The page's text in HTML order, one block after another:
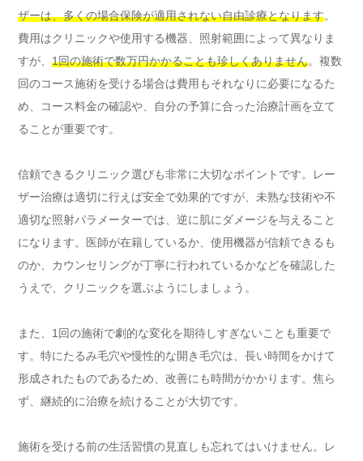
ザーは、多くの場合保険が適用されない自由診療となります。
費用はクリニックや使用する機器、照射範囲によって異なりま
すが、 1回の施術で数万円かかることも珍しくありません。複数
回のコース施術を受ける場合は費用もそれなりに必要になるた
め、コース料金の確認や、自分の予算に合った治療計画を立て
ることが重要です。
信頼できるクリニック選びも非常に大切なポイントです。レー
ザー治療は適切に行えば安全で効果的ですが、未熟な技術や不
適切な照射パラメーターでは、逆に肌にダメージを与えること
になります。医師が在籍しているか、使用機器が信頼できるも
のか、カウンセリングが丁寧に行われているかなどを確認した
うえで、クリニックを選ぶようにしましょう。
また、1回の施術で劇的な変化を期待しすぎないことも重要で
す。特にたるみ毛穴や慢性的な開き毛穴は、長い時間をかけて
形成されたものであるため、改善にも時間がかかります。焦ら
ず、継続的に治療を続けることが大切です。
施術を受ける前の生活習慣の見直しも忘れてはいけません。レ